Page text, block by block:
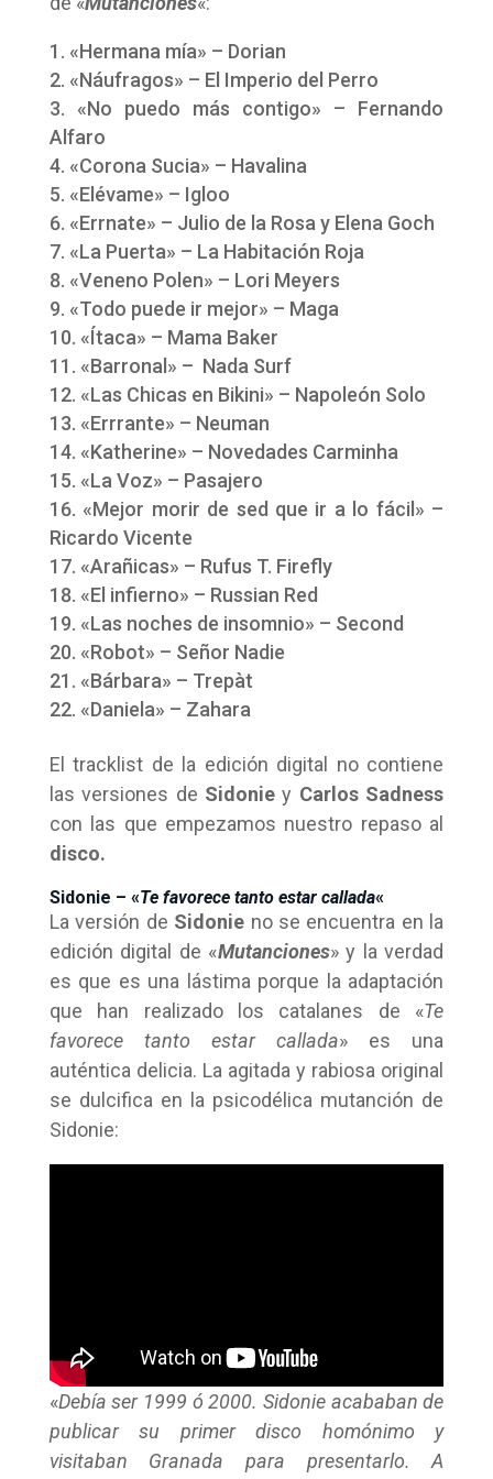
«Hermana mía» – Dorian
«Náufragos» – El Imperio del Perro
«No puedo más contigo» – Fernando
Alfaro
«Corona Sucia» – Havalina
«Elévame» – Igloo
«Errnate» – Julio de la Rosa y Elena Goch
«La Puerta» – La Habitación Roja
«Veneno Polen» – Lori Meyers
«Todo puede ir mejor» – Maga
«Ítaca» – Mama Baker
«Barronal» – Nada Surf
«Las Chicas en Bikini» – Napoleón Solo
«Errrante» – Neuman
«Katherine» – Novedades Carminha
«La Voz» – Pasajero
«Mejor morir de sed que ir a lo fácil» –
Ricardo Vicente
«Arañicas» – Rufus T. Firefly
«El infierno» – Russian Red
«Las noches de insomnio» – Second
«Robot» – Señor Nadie
«Bárbara» – Trepàt
«Daniela» – Zahara
El tracklist de la edición digital no contiene
las versiones de Sidonie y Carlos Sadness
con las que empezamos nuestro repaso al
disco.
Sidonie – «Te favorece tanto estar callada«
La versión de Sidonie no se encuentra en la
edición digital de «Mutanciones» y la verdad
es que es una lástima porque la adaptación
que han realizado los catalanes de «Te
favorece tanto estar callada» es una
auténtica delicia. La agitada y rabiosa original
se dulcifica en la psicodélica mutanción de
Sidonie:
«Debía ser 1999 ó 2000. Sidonie acababan de
publicar su primer disco homónimo y
visitaban Granada para presentarlo. A